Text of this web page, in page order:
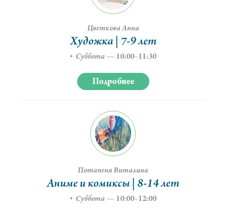
Цветкова Анна
Художка | 7-9 лет
Суббота — 10:00–11:30
Подробнее
Потапеня Виталина
Аниме и комиксы | 8-14 лет
Суббота — 10:00–12:00